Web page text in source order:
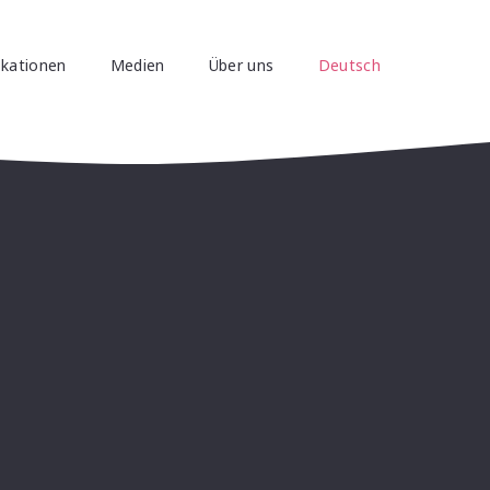
Medien Über uns Deutsch